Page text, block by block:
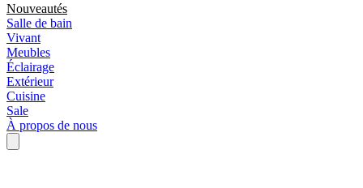
Nouveautés
Salle de bain
Vivant
Meubles
Éclairage
Extérieur
Cuisine
Sale
À propos de nous